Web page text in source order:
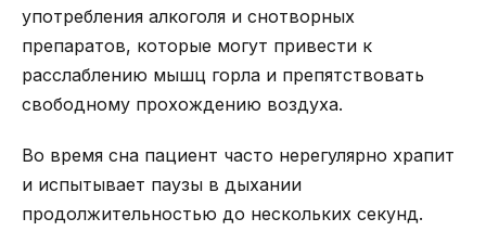
употребления алкоголя и снотворных
препаратов, которые могут привести к
расслаблению мышц горла и препятствовать
свободному прохождению воздуха.
Во время сна пациент часто нерегулярно храпит
и испытывает паузы в дыхании
продолжительностью до нескольких секунд.